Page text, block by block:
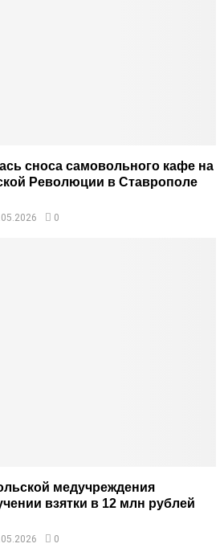
сноса самовольного кафе на
Революции в Ставрополе
0
медучреждения
взятки в 12 млн рублей
0